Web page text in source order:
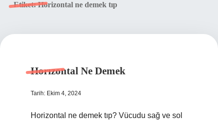
Etiket:Horizontal ne demek tıp
Horızontal Ne Demek
Tarih: Ekim 4, 2024
Horizontal ne demek tıp? Vücudu sağ ve sol